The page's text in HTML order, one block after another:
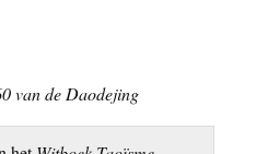
van de Daodejing